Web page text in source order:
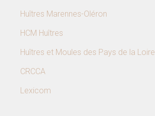
Huîtres Marennes-Oléron
HCM Huîtres
Huîtres et Moules des Pays de la Loire
CRCCA
Lexicom